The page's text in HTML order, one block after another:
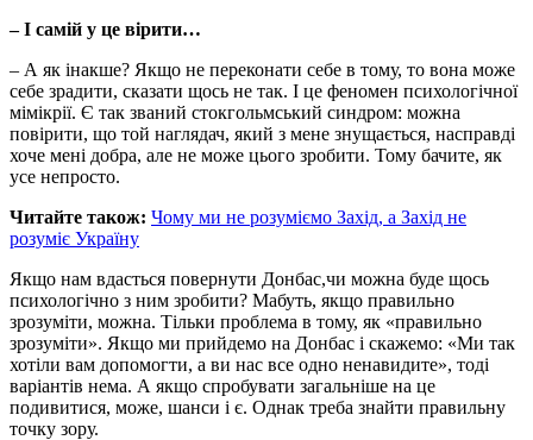
– І самій у це вірити…
– А як інакше? Якщо не переконати себе в тому, то вона може
себе зрадити, сказати щось не так. І це феномен психологічної
мімікрії. Є так званий стокгольмський синдром: можна
повірити, що той наглядач, який з мене знущається, насправді
хоче мені добра, але не може цього зробити. Тому бачите, як
усе непросто.
Читайте також: Чому ми не розуміємо Захід, а Захід не
розуміє Україну
Якщо нам вдасться повернути Донбас,чи можна буде щось
психологічно з ним зробити? Мабуть, якщо правильно
зрозуміти, можна. Тільки проблема в тому, як «правильно
зрозуміти». Якщо ми прийдемо на Донбас і скажемо: «Ми так
хотіли вам допомогти, а ви нас все одно ненавидите», тоді
варіантів нема. А якщо спробувати загальніше на це
подивитися, може, шанси і є. Однак треба знайти правильну
точку зору.